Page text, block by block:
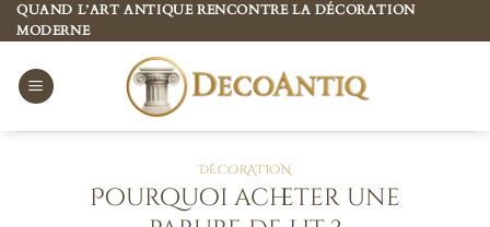
Passer
au
contenu
QUAND L’ART ANTIQUE RENCONTRE LA DÉCORATION
MODERNE
DÉCORATION
Pourquoi acheter une